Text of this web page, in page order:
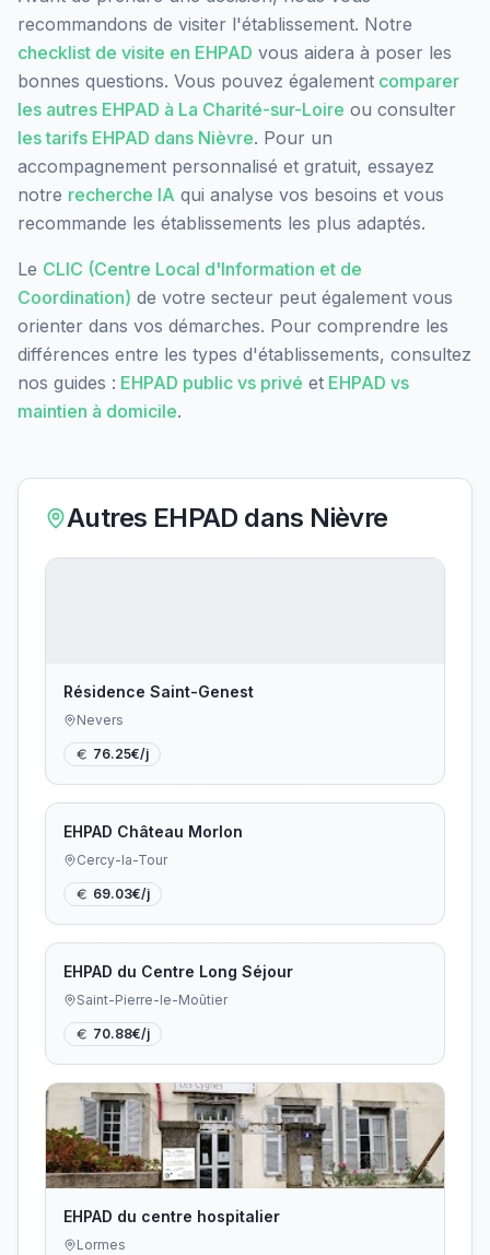
recommandons de visiter l'établissement. Notre
checklist de visite en EHPAD vous aidera à poser les
bonnes questions. Vous pouvez également comparer
les autres EHPAD à La Charité-sur-Loire ou consulter
les tarifs EHPAD dans Nièvre. Pour un
accompagnement personnalisé et gratuit, essayez
notre recherche IA qui analyse vos besoins et vous
recommande les établissements les plus adaptés.
Le CLIC (Centre Local d'Information et de
Coordination) de votre secteur peut également vous
orienter dans vos démarches. Pour comprendre les
différences entre les types d'établissements, consultez
nos guides : EHPAD public vs privé et EHPAD vs
maintien à domicile.
Autres EHPAD dans Nièvre
Résidence Saint-Genest
Nevers
76.25€/j
EHPAD Château Morlon
Cercy-la-Tour
69.03€/j
EHPAD du Centre Long Séjour
Saint-Pierre-le-Moûtier
70.88€/j
EHPAD du centre hospitalier
Lormes